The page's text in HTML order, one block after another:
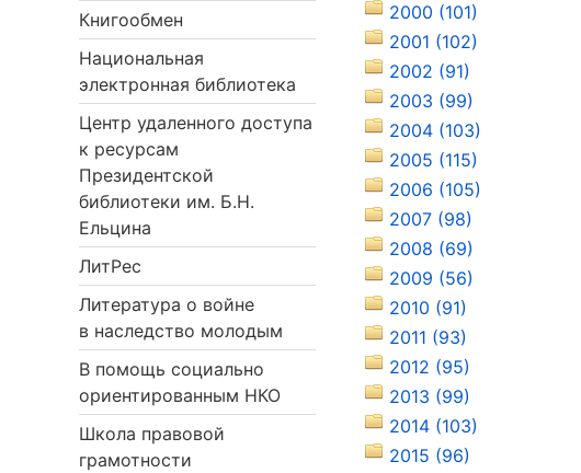
Книгообмен
Национальная
электронная библиотека
Центр удаленного доступа
к ресурсам
Президентской
библиотеки им. Б.Н.
Ельцина
ЛитРес
Литература о войне
в наследство молодым
В помощь социально
ориентированным НКО
Школа правовой
грамотности
2000 (101)
2001 (102)
2002 (91)
2003 (99)
2004 (103)
2005 (115)
2006 (105)
2007 (98)
2008 (69)
2009 (56)
2010 (91)
2011 (93)
2012 (95)
2013 (99)
2014 (103)
2015 (96)